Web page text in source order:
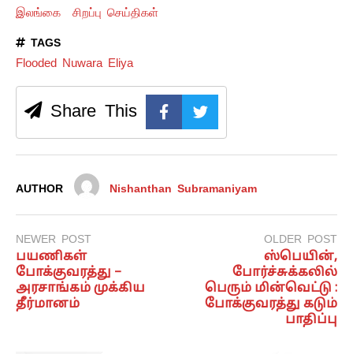
இலங்கை சிறப்பு செய்திகள்
TAGS
Flooded Nuwara Eliya
Share This
AUTHOR Nishanthan Subramaniyam
NEWER POST
பயணிகள்
போக்குவரத்து –
அரசாங்கம் முக்கிய
தீர்மானம்
OLDER POST
ஸ்பெயின்,
போர்ச்சுக்கலில்
பெரும் மின்வெட்டு :
போக்குவரத்து கடும்
பாதிப்பு